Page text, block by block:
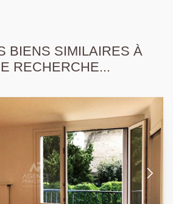
BIENS SIMILAIRES À
RECHERCHE...